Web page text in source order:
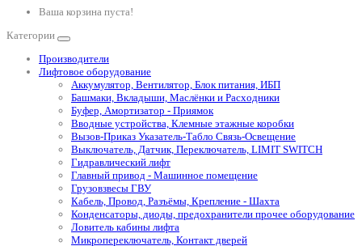
Ваша корзина пуста!
Категории
Производители
Лифтовое оборудование
Аккумулятор, Вентилятор, Блок питания, ИБП
Башмаки, Вкладыши, Маслёнки и Расходники
Буфер, Амортизатор - Приямок
Вводные устройства, Клемные этажные коробки
Вызов-Приказ Указатель-Табло Связь-Освещение
Выключатель, Датчик, Переключатель, LIMIT SWITCH
Гидравлический лифт
Главный привод - Машинное помещение
Грузовзвесы ГВУ
Кабель, Провод, Разъёмы, Крепление - Шахта
Конденсаторы, диоды, предохранители прочее оборудование
Ловитель кабины лифта
Микропереключатель, Контакт дверей